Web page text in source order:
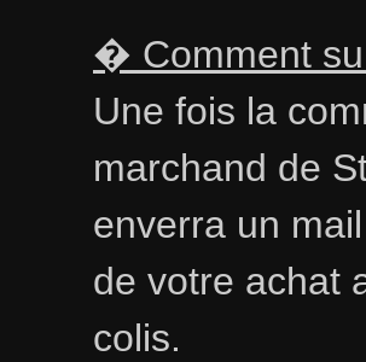
� Comment
Une fois la
marchand de
enverra un
de votre achat
colis.